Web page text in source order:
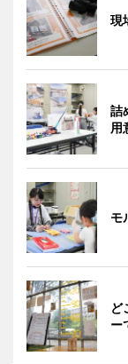
現
詰
用
モ
ど
ー